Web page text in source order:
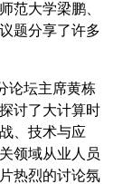
范大学梁鹏、
题分享了许多
论坛主席黄栋
讨了大计算时
、技术与应
领域从业人员
热烈的讨论氛